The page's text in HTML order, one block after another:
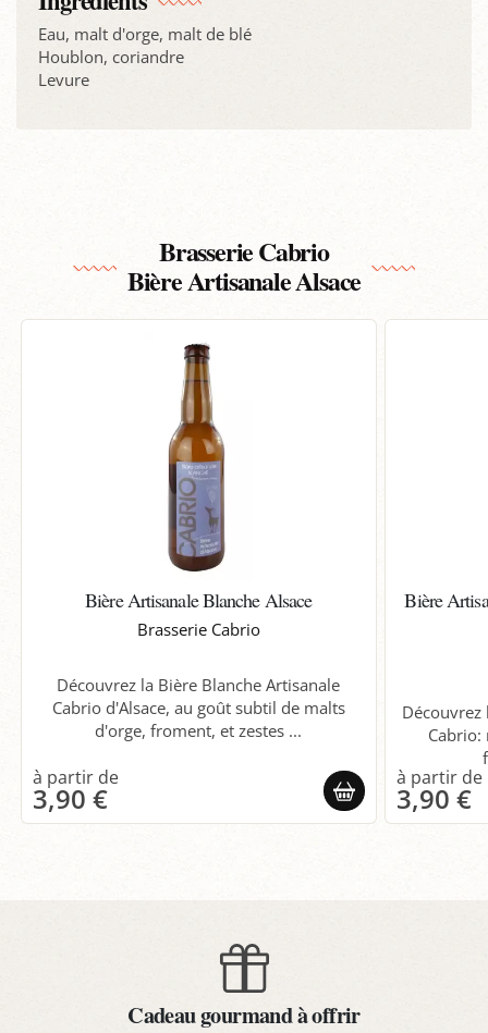
Eau, malt d'orge, malt de blé
Houblon, coriandre
Levure
Brasserie Cabrio
Bière Artisanale Alsace
Bière Artisanale Blanche Alsace
Brasserie Cabrio
Découvrez la Bière Blanche Artisanale
Cabrio d'Alsace, au goût subtil de malts
d'orge, froment, et zestes ...
3,90 €
Bière
Cabrio:
3,90 €
Cadeau gourmand à offrir